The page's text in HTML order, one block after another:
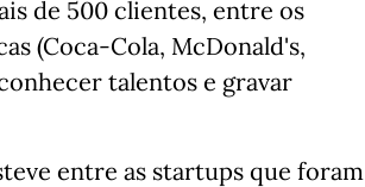
de 500 clientes, entre os
(Coca-Cola, McDonald's,
talentos e gravar
entre as startups que foram